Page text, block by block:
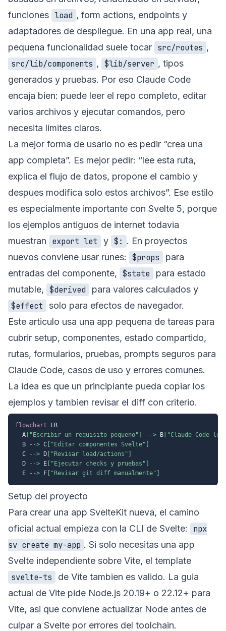
funciones load , form actions, endpoints y
adaptadores de despliegue. En una app real, una
pequena funcionalidad suele tocar src/routes ,
src/lib/components , $lib/server , tipos
generados y pruebas. Por eso Claude Code
encaja bien: puede leer el repo completo, editar
varios archivos y ejecutar comandos, pero
necesita limites claros.
La mejor forma de usarlo no es pedir “crea una
app completa”. Es mejor pedir: “lee esta ruta,
explica el flujo de datos, propone el cambio y
despues modifica solo estos archivos”. Ese estilo
es especialmente importante con Svelte 5, porque
los ejemplos antiguos de internet todavia
muestran
export let y $: . En proyectos
nuevos conviene usar runes:
$props
para
entradas del componente, $state
para estado
mutable, $derived
para valores calculados y
$effect
solo para efectos de navegador.
Este articulo usa una app pequena de tareas para
cubrir setup, componentes, estado compartido,
rutas, formularios, pruebas, prompts seguros para
Claude Code, casos de uso y errores comunes.
La idea es que un principiante pueda copiar los
ejemplos y tambien revisar el diff con criterio.
flowchart LR
  A
["Escribir un requisito pequeno"] --> B ["Claude Code
  B
--> C ["Editar componentes Svelte"]
  C
--> D ["Revisar load/actions"]
  D
--> E ["Ejecutar checks y pruebas"]
  E
--> F ["Revisar git diff manualmente"]
Setup del proyecto
Para crear una app SvelteKit nueva, el camino
oficial actual empieza con la CLI de Svelte:
npx
sv create my-app . Si solo necesitas una app
Svelte independiente sobre Vite, el template
svelte-ts
de Vite tambien es valido. La guia
actual de Vite pide Node.js 20.19+ o 22.12+ para
Vite, asi que conviene actualizar Node antes de
culpar a Svelte por errores del toolchain.